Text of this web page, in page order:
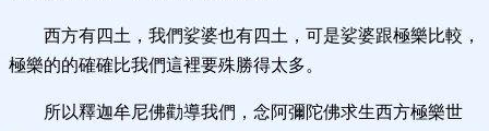
西方有四土，我們娑婆也有四土，可是娑婆跟極樂比較，
極樂的的確確比我們這裡要殊勝得太多。
所以釋迦牟尼佛勸導我們，念阿彌陀佛求生西方極樂世